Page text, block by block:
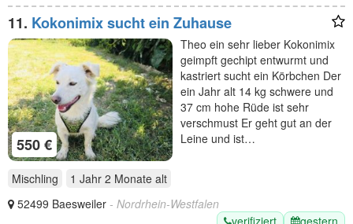
11. Kokonimix sucht ein Zuhause
550 €
Theo ein sehr lieber Kokonimix
geimpft gechipt entwurmt und
kastriert sucht ein Körbchen Der
ein Jahr alt 14 kg schwere und
37 cm hohe Rüde ist sehr
verschmust Er geht gut an der
Leine und ist…
Mischling 1 Jahr 2 Monate alt
52499 Baesweiler - Nordrhein-Westfalen